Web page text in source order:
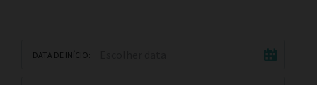
DATA DE INÍCIO: